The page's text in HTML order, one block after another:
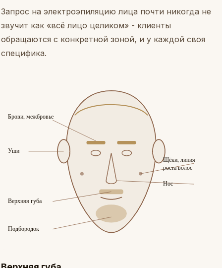
Запрос на электроэпиляцию лица почти никогда не
звучит как «всё лицо целиком» - клиенты
обращаются с конкретной зоной, и у каждой своя
специфика.